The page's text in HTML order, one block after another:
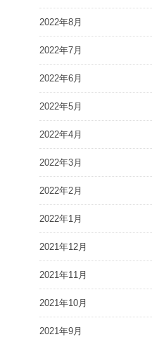
2022年8月
2022年7月
2022年6月
2022年5月
2022年4月
2022年3月
2022年2月
2022年1月
2021年12月
2021年11月
2021年10月
2021年9月